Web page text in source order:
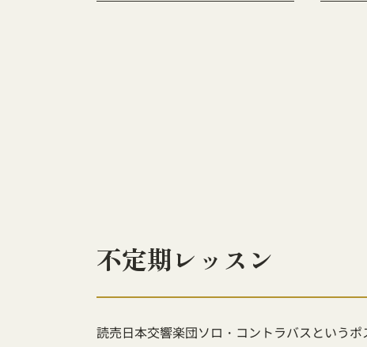
不定期レッスン
読売日本交響楽団ソロ・コントラバスという